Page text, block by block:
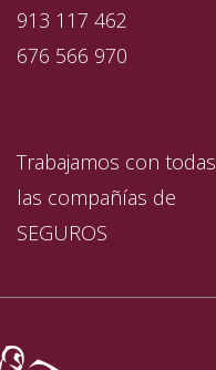
913 117 462
676 566 970
Trabajamos con todas
las compañías de
SEGUROS